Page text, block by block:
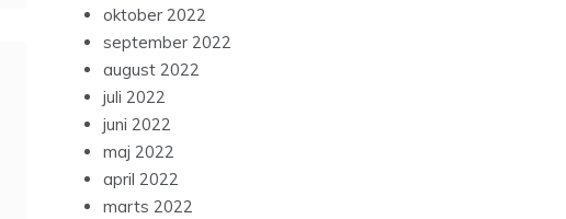
oktober 2022
september 2022
august 2022
juli 2022
juni 2022
maj 2022
april 2022
marts 2022